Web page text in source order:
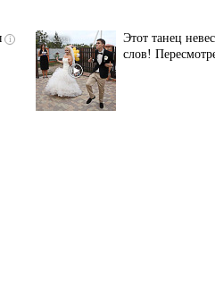
i
Этот танец
слов!